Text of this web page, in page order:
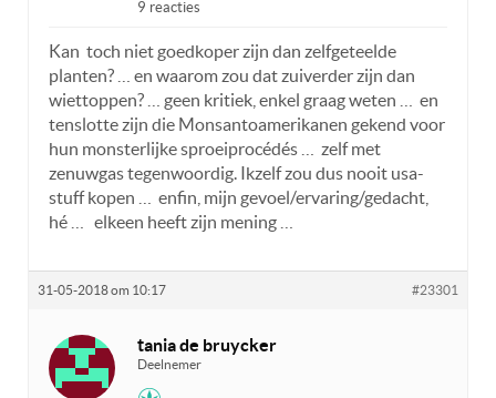
9 reacties
Kan toch niet goedkoper zijn dan zelfgeteelde
planten? … en waarom zou dat zuiverder zijn dan
wiettoppen? … geen kritiek, enkel graag weten … en
tenslotte zijn die Monsantoamerikanen gekend voor
hun monsterlijke sproeiprocédés … zelf met
zenuwgas tegenwoordig. Ikzelf zou dus nooit usa-
stuff kopen … enfin, mijn gevoel/ervaring/gedacht,
hé … elkeen heeft zijn mening …
31-05-2018 om 10:17 #23301
tania de bruycker
Deelnemer